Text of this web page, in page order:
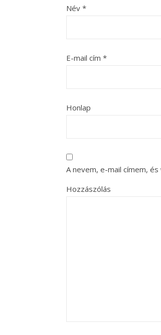
Név *
E-mail cím *
Honlap
A nevem, e-mail címem,
Hozzászólás